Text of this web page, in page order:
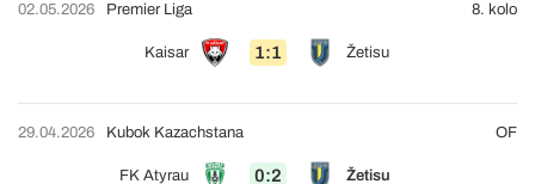
02.05.2026
Kaisar 1:1 Žetisu
Premier Liga 8. kolo
29.04.2026
FK Atyrau 0:2 Žetisu
Kubok Kazachstana OF